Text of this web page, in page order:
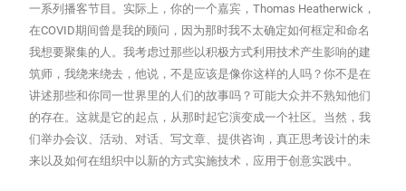
一系列播客节目。实际上，你的一个嘉宾，Thomas Heatherwick，
在COVID期间曾是我的顾问，因为那时我不太确定如何框定和命名
我想要聚集的人。我考虑过那些以积极方式利用技术产生影响的建
筑师，我绕来绕去，他说，不是应该是像你这样的人吗？你不是在
讲述那些和你同一世界里的人们的故事吗？可能大众并不熟知他们
的存在。这就是它的起点，从那时起它演变成一个社区。当然，我
们举办会议、活动、对话、写文章、提供咨询，真正思考设计的未
来以及如何在组织中以新的方式实施技术，应用于创意实践中。